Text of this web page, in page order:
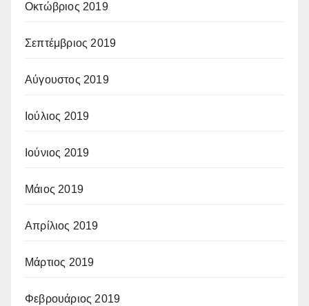
Οκτώβριος 2019
Σεπτέμβριος 2019
Αύγουστος 2019
Ιούλιος 2019
Ιούνιος 2019
Μάιος 2019
Απρίλιος 2019
Μάρτιος 2019
Φεβρουάριος 2019